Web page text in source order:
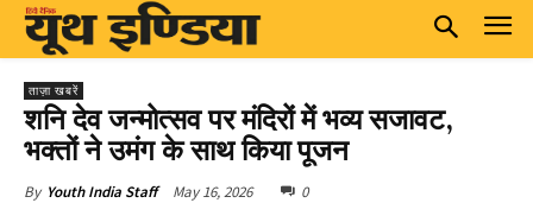
ताज़ा खबरें
शनि देव जन्मोत्सव पर मंदिरों में भव्य सजावट,
भक्तों ने उमंग के साथ किया पूजन
By Youth India Staff May 16, 2026 0